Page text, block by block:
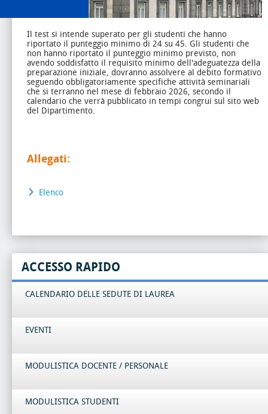
Il test si intende superato per gli studenti che hanno
riportato il punteggio minimo di 24 su 45. Gli studenti che
non hanno riportato il punteggio minimo previsto, non
avendo soddisfatto il requisito minimo dell'adeguatezza della
preparazione iniziale, dovranno assolvere al debito formativo
seguendo obbligatoriamente specifiche attività seminariali
che si terranno nel mese di febbraio 2026, secondo il
calendario che verrà pubblicato in tempi congrui sul sito web
del Dipartimento.
Allegati:
Elenco
ACCESSO RAPIDO
CALENDARIO DELLE SEDUTE DI LAUREA
EVENTI
MODULISTICA DOCENTE / PERSONALE
MODULISTICA STUDENTI